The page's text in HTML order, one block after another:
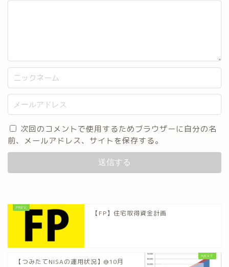
次回のコメントで使用するためブラウザーに自分の名
前、メールアドレス、サイトを保存する。
【FP】住宅取得資金計画
【つみたてNISAの運用状況】@10月